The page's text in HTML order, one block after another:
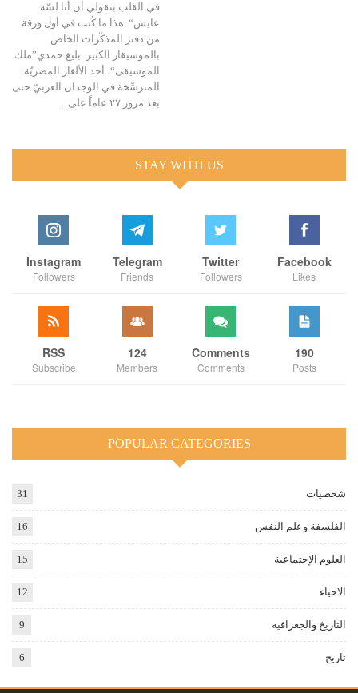
في القلب بتقولي أن أنا لسّه
عايش“. هذا ما كُتب في أول ورقة
من دفتر المذكّرات الخاص
بالموسيقار الكبير: بليغ حمدي”ملك
الموسيقى“، أحد الألغاز المصريّة
المترسِّخة في الوجدان العربيّ حتى
بعد مرور ٢٧ عاماً على…
STAY WITH US
Facebook
Likes
Twitter
Followers
Telegram
Friends
Instagram
Followers
190
Posts
Comments
Comments
124
Members
RSS
Subscribe
POPULAR CATEGORIES
شخصيات 31
الفلسفة وعلم النفس 16
العلوم الإجتماعية 15
الاحياء 12
التاريخ والجغرافية 9
تاريخ 6